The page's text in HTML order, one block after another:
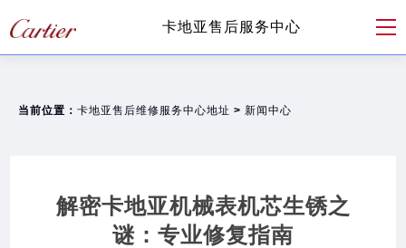
卡地亚售后服务中心
当前位置： 卡地亚售后维修服务中心地址 > 新闻中心
解密卡地亚机械表机芯生锈之
谜：专业修复指南